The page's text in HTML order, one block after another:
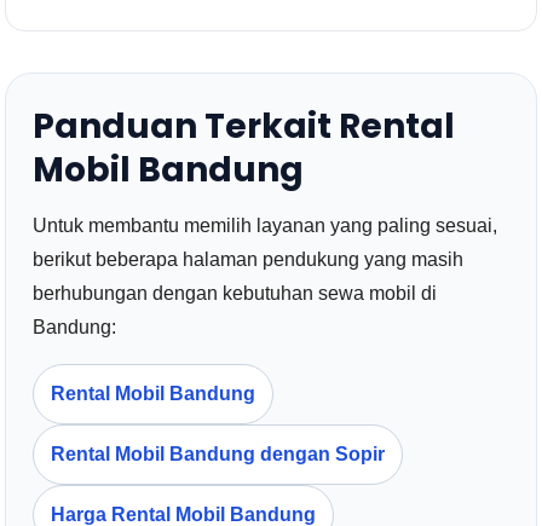
Panduan Terkait Rental
Mobil Bandung
Untuk membantu memilih layanan yang paling sesuai,
berikut beberapa halaman pendukung yang masih
berhubungan dengan kebutuhan sewa mobil di
Bandung:
Rental Mobil Bandung
Rental Mobil Bandung dengan Sopir
Harga Rental Mobil Bandung